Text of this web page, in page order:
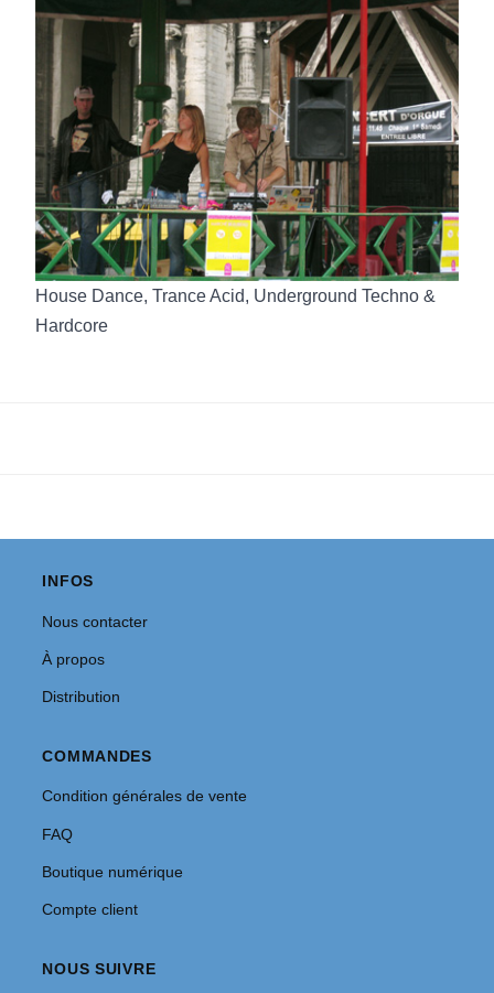
House Dance, Trance Acid, Underground Techno &
Hardcore
INFOS
Nous contacter
À propos
Distribution
COMMANDES
Condition générales de vente
FAQ
Boutique numérique
Compte client
NOUS SUIVRE